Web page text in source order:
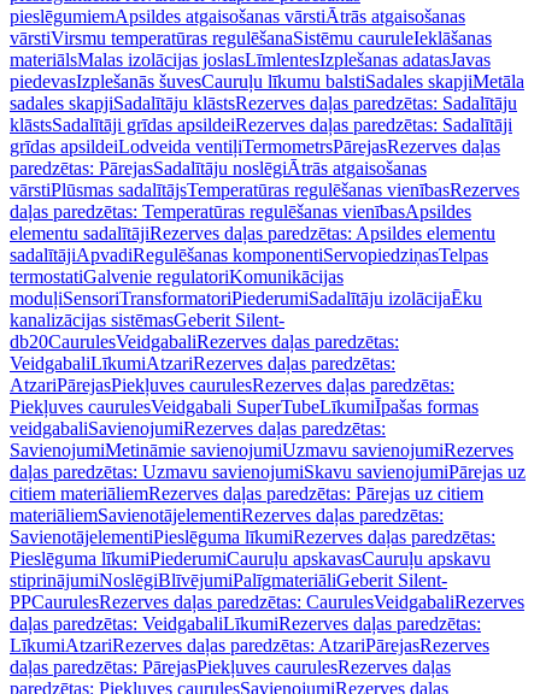
pieslēgumiemApsildes atgaisošanas vārstiĀtrās atgaisošanas
vārstiVirsmu temperatūras regulēšanaSistēmu cauruleIeklāšanas
materiālsMalas izolācijas joslasLīmlentesIzplešanas adatasJavas
piedevasIzplešanās šuvesCauruļu līkumu balstiSadales skapjiMetāla
sadales skapjiSadalītāju klāstsRezerves daļas paredzētas: Sadalītāju
klāstsSadalītāji grīdas apsildeiRezerves daļas paredzētas: Sadalītāji
grīdas apsildeiLodveida ventiļiTermometrsPārejasRezerves daļas
paredzētas: PārejasSadalītāju noslēgiĀtrās atgaisošanas
vārstiPlūsmas sadalītājsTemperatūras regulēšanas vienībasRezerves
daļas paredzētas: Temperatūras regulēšanas vienībasApsildes
elementu sadalītājiRezerves daļas paredzētas: Apsildes elementu
sadalītājiApvadiRegulēšanas komponentiServopiedziņasTelpas
termostatiGalvenie regulatoriKomunikācijas
moduļiSensoriTransformatoriPiederumiSadalītāju izolācijaĒku
kanalizācijas sistēmasGeberit Silent-
db20CaurulesVeidgabaliRezerves daļas paredzētas:
VeidgabaliLīkumiAtzariRezerves daļas paredzētas:
AtzariPārejasPiekļuves caurulesRezerves daļas paredzētas:
Piekļuves caurulesVeidgabali SuperTubeLīkumiĪpašas formas
veidgabaliSavienojumiRezerves daļas paredzētas:
SavienojumiMetināmie savienojumiUzmavu savienojumiRezerves
daļas paredzētas: Uzmavu savienojumiSkavu savienojumiPārejas uz
citiem materiāliemRezerves daļas paredzētas: Pārejas uz citiem
materiāliemSavienotājelementiRezerves daļas paredzētas:
SavienotājelementiPieslēguma līkumiRezerves daļas paredzētas:
Pieslēguma līkumiPiederumiCauruļu apskavasCauruļu apskavu
stiprinājumiNoslēgiBlīvējumiPalīgmateriāliGeberit Silent-
PPCaurulesRezerves daļas paredzētas: CaurulesVeidgabaliRezerves
daļas paredzētas: VeidgabaliLīkumiRezerves daļas paredzētas:
LīkumiAtzariRezerves daļas paredzētas: AtzariPārejasRezerves
daļas paredzētas: PārejasPiekļuves caurulesRezerves daļas
paredzētas: Piekļuves caurulesSavienojumiRezerves daļas